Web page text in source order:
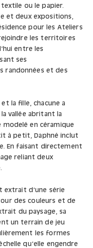
ou le papier.
et deux expositions,
pour les Ateliers
les territoires
entre les
ses
randonnées et des
la fille, chacune a
vallée abritant la
modelé en céramique
à petit, Daphné inclut
En faisant directement
reliant deux
extrait d’une série
des couleurs et de
du paysage, sa
un terrain de jeu
les formes
qu’elle engendre